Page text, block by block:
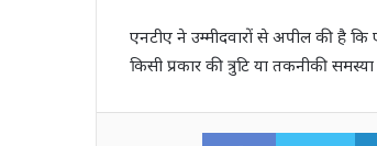
एनटीए ने उम्मीदवारों से अपील की है
किसी प्रकार की त्रुटि या तकनीकी
Facebook